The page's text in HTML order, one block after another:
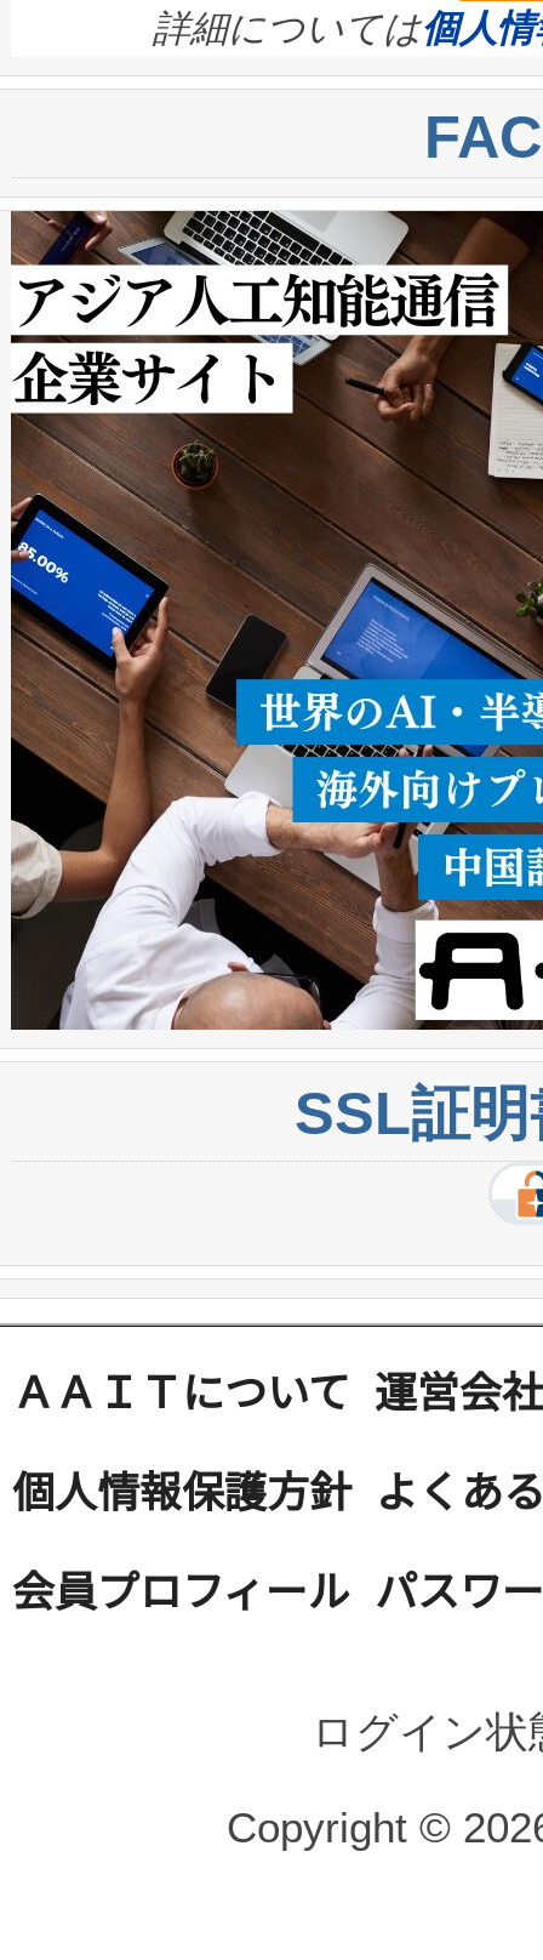
quality and reliability for AI
BESS stack to ensure battery
centers. Voltaiqは、ai&のAI
からシステム統合、試運転、
クルの各段階のデータを監視
[…]
す。ノーマルモードでは、
ートル先まで検出でき、これ
トに対して約600メートルに
では、反射率10％のターゲッ
で向上し、最大検知距離は
ットだけで最大1キロメート
ルの変電所周囲を監視でき、
作業と点群処理を簡素化でき
Avia 2は、2種類のFOVオプシ
× 80°のノーマルモード、長
ードを切り替えて使用するこ
ることなく、単一のデバイス
うにします。遠距離まで届く
密度なスキャ […]
詳細については個人
SSL証
ＡＡＩＴについて 運営会社
個人情報保護方針 よくあ
会員プロフィール パスワ
ログイン
Copyright ©